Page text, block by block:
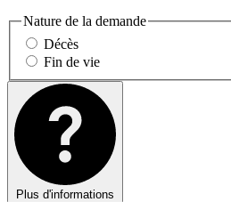
Nature de la demande
Décès
Fin de vie
Plus d'informations